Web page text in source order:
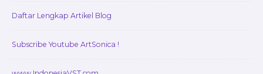
Daftar Lengkap Artikel Blog
Subscribe Youtube ArtSonica !